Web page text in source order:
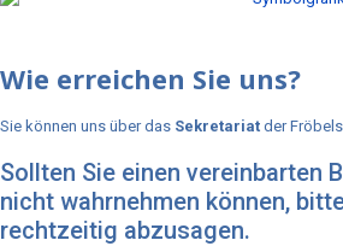
Wie erreichen Sie uns?
Sie können uns über das Sekretariat der
Sollten Sie einen vereinbarten
nicht wahrnehmen können,
rechtzeitig abzusagen.